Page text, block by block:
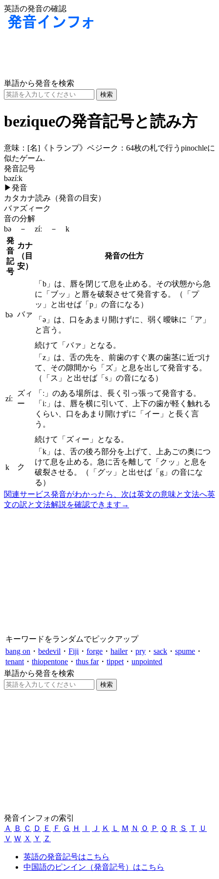
英語の発音の確認
単語から発音を検索
beziqueの発音記号と読み方
意味： [名] 《トランプ》ベジーク：64枚の札で行うpinochleに
似たゲーム.
発音記号
bəzíːk
▶発音
カタカナ読み（発音の目安）
バァズィーク
音の分解
bə － zíː － k
発
音
記
号
カナ
（目
安）
発音の仕方
bə バァ
「b」は、唇を閉じて息を止める。その状態から急
に「ブッ」と唇を破裂させて発音する。（「プ
ッ」と出せば「p」の音になる）
「ə」は、口をあまり開けずに、弱く曖昧に「ア」
と言う。
続けて「バァ」となる。
zíː
ズィ
ー
「z」は、舌の先を、前歯のすぐ裏の歯茎に近づけ
て、その隙間から「ズ」と息を出して発音する。
（「ス」と出せば「s」の音になる）
「ː」のある場所は、長く引っ張って発音する。
「iː」は、唇を横に引いて、上下の歯が軽く触れる
くらい、口をあまり開けずに「イー」と長く言
う。
続けて「ズィー」となる。
k ク
「k」は、舌の後ろ部分を上げて、上あごの奥につ
けて息を止める。急に舌を離して「クッ」と息を
破裂させる。（「グッ」と出せば「g」の音にな
る）
関連サービス発音がわかったら、次は英文の意味と文法へ英
文の訳と文法解説を確認できます →
キーワードをランダムでピックアップ
bang on ・ bedevil ・ Fiji ・ forge ・ hailer・ pry ・ sack ・ spume ・
tenant ・ thiopentone ・ thus far・ tippet ・ unpointed
単語から発音を検索
発音インフォの索引
Ａ
Ｂ Ｃ Ｄ Ｅ Ｆ Ｇ Ｈ Ｉ Ｊ Ｋ Ｌ Ｍ Ｎ Ｏ Ｐ Ｑ Ｒ Ｓ Ｔ
Ｕ
Ｖ Ｗ Ｘ Ｙ Ｚ
英語の発音記号はこちら
中国語のピンイン（発音記号）はこちら